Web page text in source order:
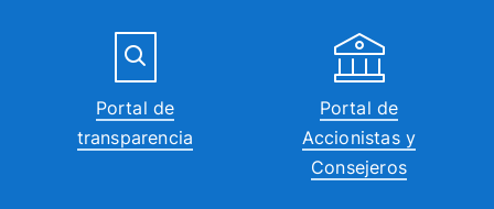
Portal de
transparencia
Portal de
Accionistas y
Consejeros